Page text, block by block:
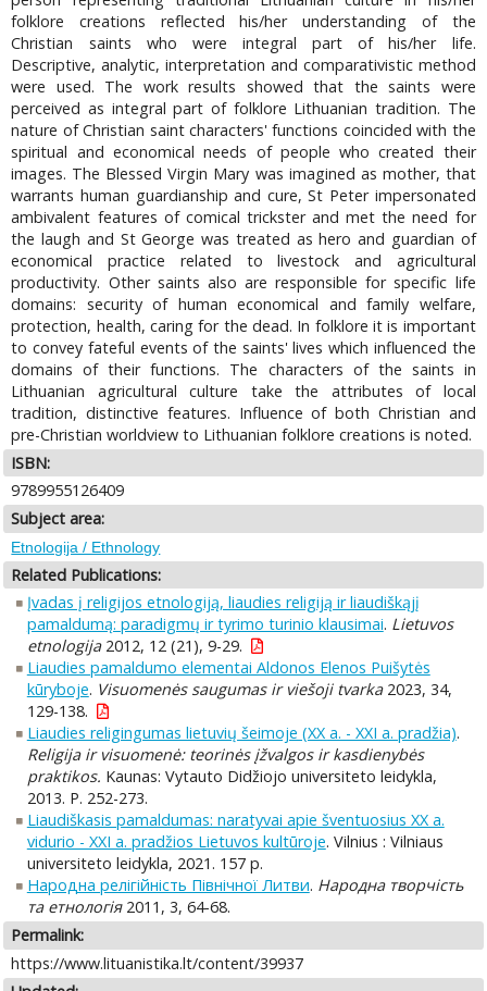
folklore creations reflected his/her understanding of the
Christian saints who were integral part of his/her life.
Descriptive, analytic, interpretation and comparativistic method
were used. The work results showed that the saints were
perceived as integral part of folklore Lithuanian tradition. The
nature of Christian saint characters' functions coincided with the
spiritual and economical needs of people who created their
images. The Blessed Virgin Mary was imagined as mother, that
warrants human guardianship and cure, St Peter impersonated
ambivalent features of comical trickster and met the need for
the laugh and St George was treated as hero and guardian of
economical practice related to livestock and agricultural
productivity. Other saints also are responsible for specific life
domains: security of human economical and family welfare,
protection, health, caring for the dead. In folklore it is important
to convey fateful events of the saints' lives which influenced the
domains of their functions. The characters of the saints in
Lithuanian agricultural culture take the attributes of local
tradition, distinctive features. Influence of both Christian and
pre-Christian worldview to Lithuanian folklore creations is noted.
ISBN:
9789955126409
Subject area:
Etnologija / Ethnology
Related Publications:
Įvadas į religijos etnologiją, liaudies religiją ir liaudiškąjį
pamaldumą: paradigmų ir tyrimo turinio klausimai. Lietuvos
etnologija2012, 12 (21), 9-29.
Liaudies pamaldumo elementai Aldonos Elenos Puišytės
kūryboje. Visuomenės saugumas ir viešoji tvarka2023, 34,
129-138.
Liaudies religingumas lietuvių šeimoje (XX a. - XXI a. pradžia).
Religija ir visuomenė: teorinės įžvalgos ir kasdienybės
praktikos. Kaunas: Vytauto Didžiojo universiteto leidykla,
2013. P. 252-273.
Liaudiškasis pamaldumas: naratyvai apie šventuosius XX a.
vidurio - XXI a. pradžios Lietuvos kultūroje. Vilnius : Vilniaus
universiteto leidykla, 2021. 157 p.
Народна релігійність Північної Литви. Народна творчість
та етнологія2011, 3, 64-68.
Permalink:
https://www.lituanistika.lt/content/39937